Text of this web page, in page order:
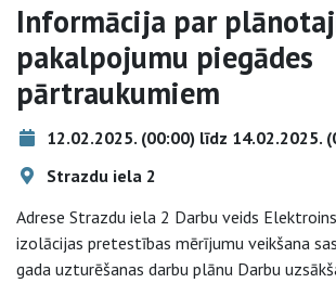
Informācija par
pakalpojumu piegādes
pārtraukumiem
12.02.2025. (00:00) līdz 14.02.2025.
Strazdu iela 2
Adrese Strazdu iela 2 Darbu veids
izolācijas pretestības mērījumu veikšana
gada uzturēšanas darbu plānu Darbu